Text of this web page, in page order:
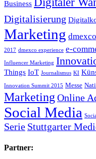
Business
Digitalisierung
Marketing dmexco
2017 dmexco experience e-
Influencer Marketing
Things IoT Journalismus KI
Innovation Summit 2015 Messe
Marketing Online
Social Media
Serie Stuttgarter
Partner: